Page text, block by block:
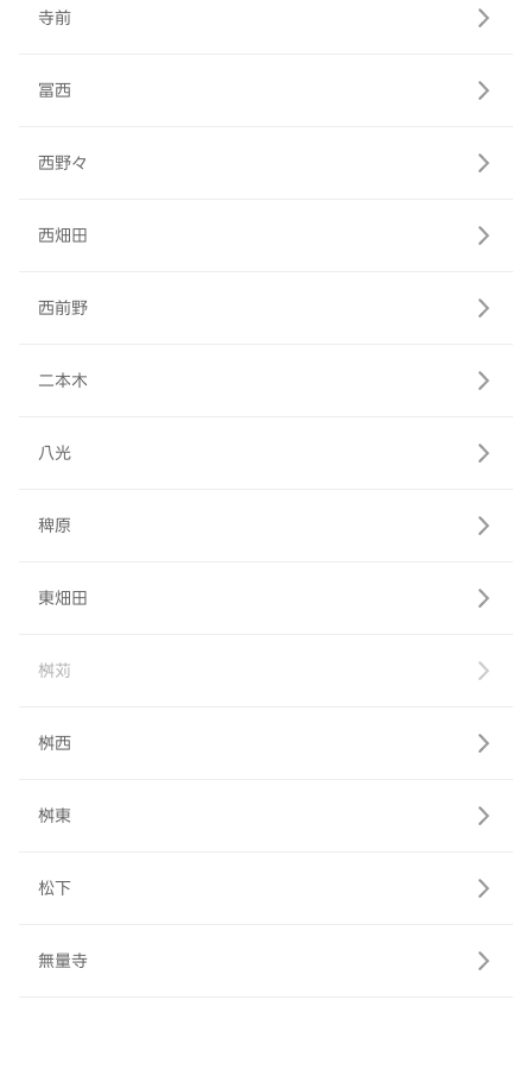
寺前
冨西
西野々
西畑田
西前野
二本木
八光
稗原
東畑田
桝苅
桝西
桝東
松下
無量寺